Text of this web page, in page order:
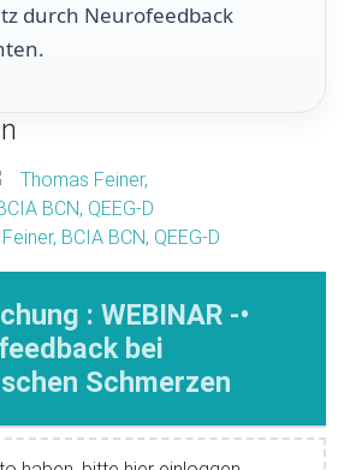
durch Neurofeedback
BCIA BCN, QEEG-D
: WEBINAR -•
bei
Schmerzen